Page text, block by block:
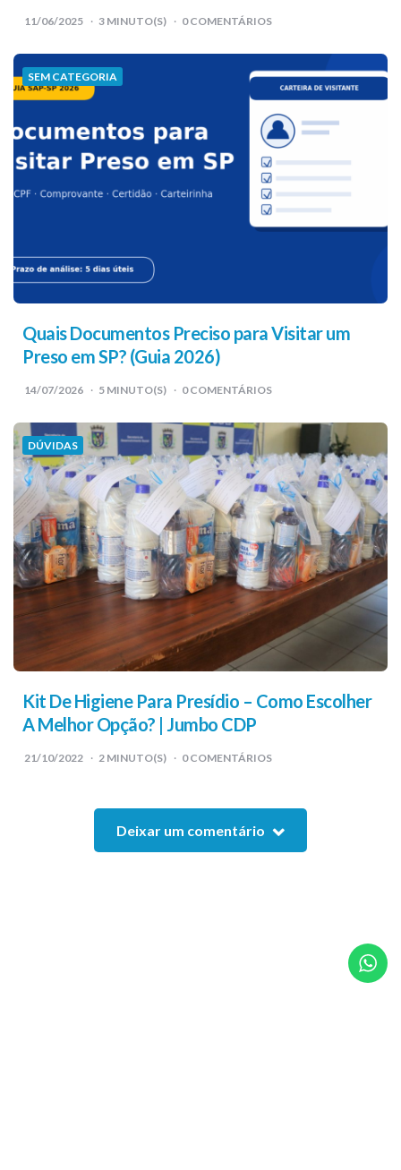
11/06/2025 3 MINUTO(S) 0 COMENTÁRIOS
SEM CATEGORIA
Quais Documentos Preciso para Visitar um
Preso em SP? (Guia 2026)
14/07/2026 5 MINUTO(S) 0 COMENTÁRIOS
DÚVIDAS
Kit De Higiene Para Presídio – Como Escolher
A Melhor Opção? | Jumbo CDP
21/10/2022 2 MINUTO(S) 0 COMENTÁRIOS
Deixar um comentário